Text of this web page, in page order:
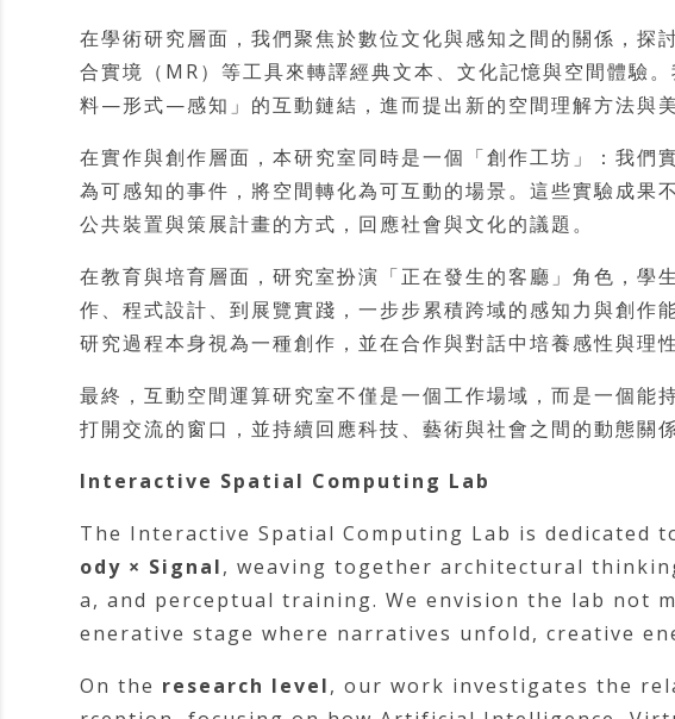
在學術研究層面，我們聚焦於數位文化與感知之間的關係，探
合實境（MR）等工具來轉譯經典文本、文化記憶與空間體驗
料—形式—感知」的互動鏈結，進而提出新的空間理解方法與美
在實作與創作層面，本研究室同時是一個「創作工坊」：我們
為可感知的事件，將空間轉化為可互動的場景。這些實驗成果
公共裝置與策展計畫的方式，回應社會與文化的議題。
在教育與培育層面，研究室扮演「正在發生的客廳」角色，學
作、程式設計、到展覽實踐，一步步累積跨域的感知力與創作
研究過程本身視為一種創作，並在合作與對話中培養感性與理
最終，互動空間運算研究室不僅是一個工作場域，而是一個能
打開交流的窗口，並持續回應科技、藝術與社會之間的動態關係
Interactive Spatial Computing Lab
The Interactive Spatial Computing Lab is dedicated
ody × Signal, weaving together architectural
a, and perceptual training. We envision the lab not
enerative stage where narratives unfold, creative
On the research level, our work investigates the